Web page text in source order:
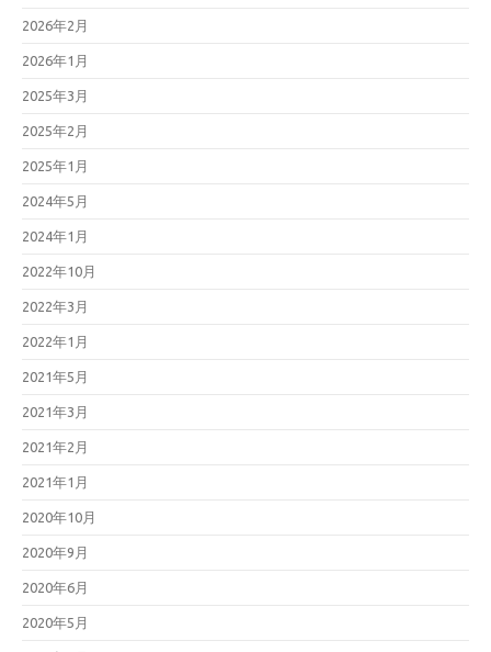
2026年2月
2026年1月
2025年3月
2025年2月
2025年1月
2024年5月
2024年1月
2022年10月
2022年3月
2022年1月
2021年5月
2021年3月
2021年2月
2021年1月
2020年10月
2020年9月
2020年6月
2020年5月